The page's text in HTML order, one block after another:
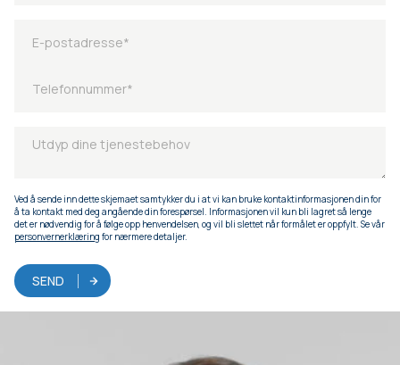
Ved å sende inn dette skjemaet samtykker du i at vi kan bruke kontaktinformasjonen din for
å ta kontakt med deg angående din forespørsel. Informasjonen vil kun bli lagret så lenge
det er nødvendig for å følge opp henvendelsen, og vil bli slettet når formålet er oppfylt. Se vår
personvernerklæring for nærmere detaljer.